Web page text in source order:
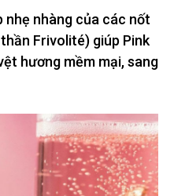
nhẹ nhàng của các nốt
Frivolité) giúp Pink
hương mềm mại, sang